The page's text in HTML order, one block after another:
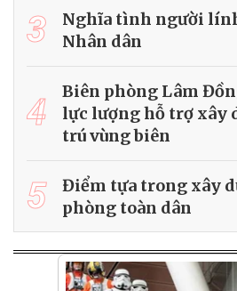
3
Nghĩa tình người
Nhân dân
4
Biên phòng Lâm
lực lượng hỗ trợ xây
trú vùng biên
5
Điểm tựa trong xây
phòng toàn dân